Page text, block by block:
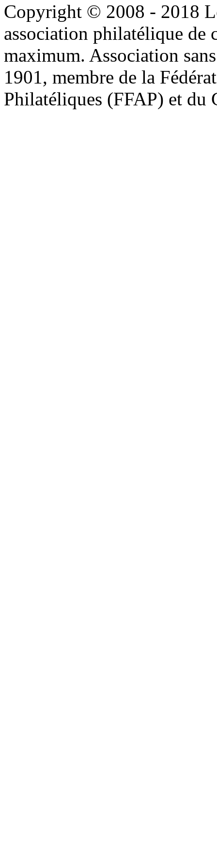
Copyright © 2008 - 2018
association philatélique de
maximum. Association
1901, membre de la
Philatéliques (FFAP) et du